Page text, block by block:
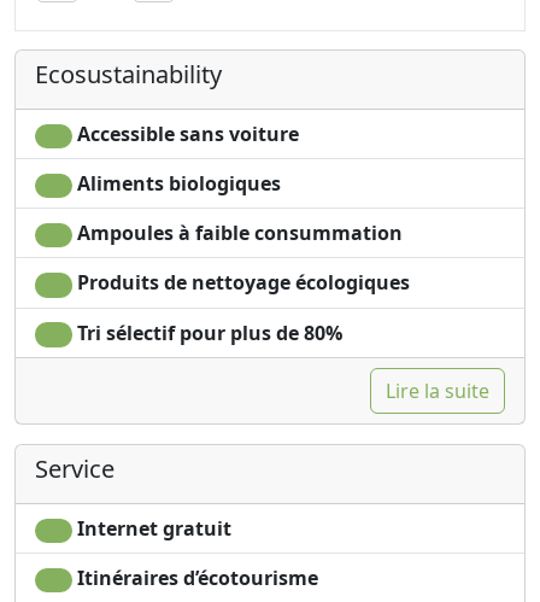
Ecosustainability
Accessible sans voiture
Aliments biologiques
Ampoules à faible consummation
Produits de nettoyage écologiques
Tri sélectif pour plus de 80%
Lire la suite
Service
Internet gratuit
Itinéraires d’écotourisme